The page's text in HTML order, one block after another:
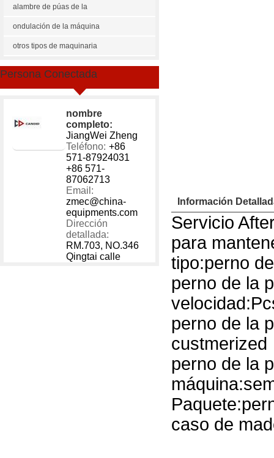
maquinaria
alambre de púas de la
máquina
ondulación de la máquina
otros tipos de maquinaria
Persona Conectada
nombre
completo:
JiangWei Zheng
Teléfono: +86
571-87924031
+86 571-
87062713
Email:
zmec@china-
equipments.com
Dirección
detallada:
RM.703, NO.346
Qingtai calle
Información
Servicio
para
tipo:perno
perno de la
perno de la
custmerized
perno de la
caso de